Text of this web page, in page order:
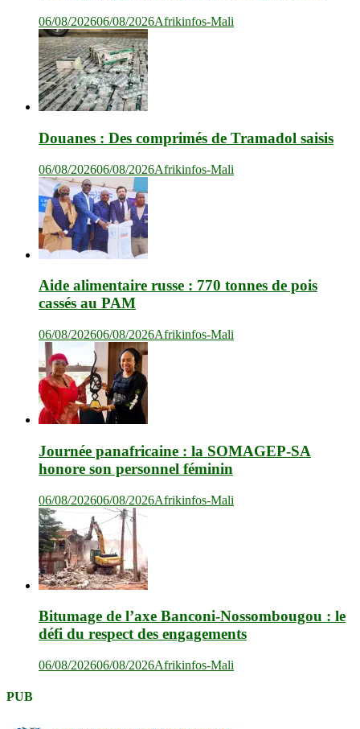
06/08/202606/08/2026Afrikinfos-Mali
Douanes : Des comprimés de Tramadol saisis
06/08/202606/08/2026Afrikinfos-Mali
Aide alimentaire russe : 770 tonnes de pois
cassés au PAM
06/08/202606/08/2026Afrikinfos-Mali
Journée panafricaine : la SOMAGEP-SA
honore son personnel féminin
06/08/202606/08/2026Afrikinfos-Mali
Bitumage de l’axe Banconi-Nossombougou : le
défi du respect des engagements
06/08/202606/08/2026Afrikinfos-Mali
PUB